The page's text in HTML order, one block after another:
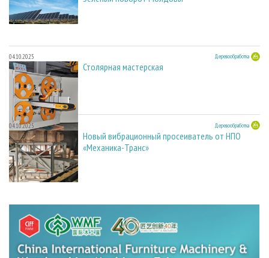
04.10.2025 Деревообработка
Столярная мастерская
04.10.2025 Деревообработка
Новый вибрационный просеиватель от НПО
«Механика-Транс»